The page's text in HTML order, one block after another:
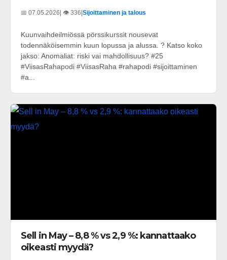
📅 07.05.2026| 👁️ 336|Sijoittaminen ja talous
Kuunvaihdeilmiössä pörssikurssit nousevat
todennäköisemmin kuun lopussa ja alussa. ? Katso koko
jakso: Anomaliat: riski vai mahdollisuus? #25
#ViisasRahapodi #ViisasRaha #rahapodi #sijoittaminen
#a...
Sell in May – 8,8 % vs 2,9 %: kannattaako
oikeasti myydä?